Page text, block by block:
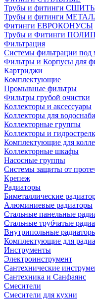
Трубы и фитинги
Трубы и фитинги
Фитинги ЕВРОКОНУСЫ
Трубы и Фитинги
Фильтрация
Системы фильтрации под
Фильтры и Корпусы для
Картриджи
Комплектующие
Промывные фильтры
Фильтры грубой очистки
Коллекторы и аксессуары
Коллекторы для
Коллекторные группы
Коллекторы и
Комплектующие для
Коллекторные шкафы
Насосные группы
Системы защиты от
Крепеж
Радиаторы
Биметаллические
Алюминиевые радиаторы
Стальные панельные
Стальные трубчатые
Внутрипольные
Комплектующие для
Инструменты
Электроинструмент
Сантехнические
Сантехника и Санфаянс
Смесители
Смесители для кухни